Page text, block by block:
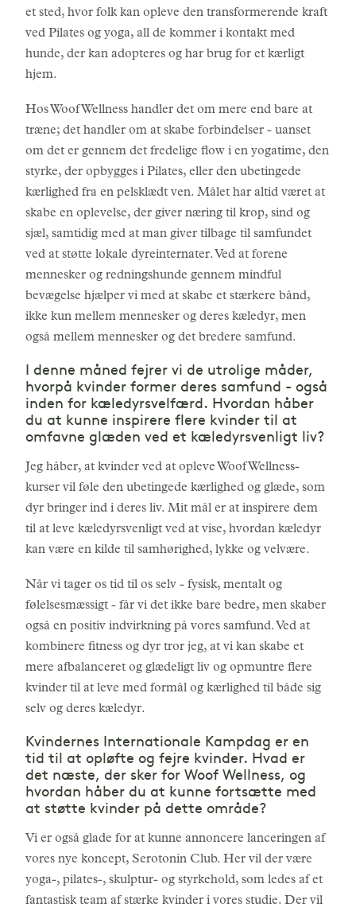
et sted, hvor folk kan opleve den transformerende kraft
ved Pilates og yoga, all de kommer i kontakt med
hunde, der kan adopteres og har brug for et kærligt
hjem.
Hos Woof Wellness handler det om mere end bare at
træne; det handler om at skabe forbindelser - uanset
om det er gennem det fredelige flow i en yogatime, den
styrke, der opbygges i Pilates, eller den ubetingede
kærlighed fra en pelsklædt ven. Målet har altid været at
skabe en oplevelse, der giver næring til krop, sind og
sjæl, samtidig med at man giver tilbage til samfundet
ved at støtte lokale dyreinternater. Ved at forene
mennesker og redningshunde gennem mindful
bevægelse hjælper vi med at skabe et stærkere bånd,
ikke kun mellem mennesker og deres kæledyr, men
også mellem mennesker og det bredere samfund.
I denne måned fejrer vi de utrolige måder,
hvorpå kvinder former deres samfund - også
inden for kæledyrsvelfærd. Hvordan håber
du at kunne inspirere flere kvinder til at
omfavne glæden ved et kæledyrsvenligt liv?
Jeg håber, at kvinder ved at opleve Woof Wellness-
kurser vil føle den ubetingede kærlighed og glæde, som
dyr bringer ind i deres liv. Mit mål er at inspirere dem
til at leve kæledyrsvenligt ved at vise, hvordan kæledyr
kan være en kilde til samhørighed, lykke og velvære.
Når vi tager os tid til os selv - fysisk, mentalt og
følelsesmæssigt - får vi det ikke bare bedre, men skaber
også en positiv indvirkning på vores samfund. Ved at
kombinere fitness og dyr tror jeg, at vi kan skabe et
mere afbalanceret og glædeligt liv og opmuntre flere
kvinder til at leve med formål og kærlighed til både sig
selv og deres kæledyr.
Kvindernes Internationale Kampdag er en
tid til at opløfte og fejre kvinder. Hvad er
det næste, der sker for Woof Wellness, og
hvordan håber du at kunne fortsætte med
at støtte kvinder på dette område?
Vi er også glade for at kunne annoncere lanceringen af
vores nye koncept, Serotonin Club. Her vil der være
yoga-, pilates-, skulptur- og styrkehold, som ledes af et
fantastisk team af stærke kvinder i vores studie. Der vil